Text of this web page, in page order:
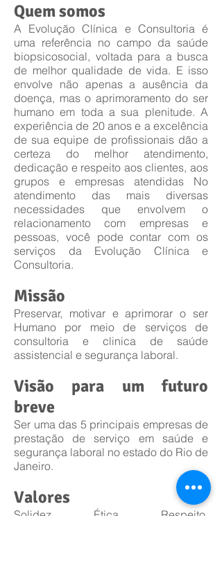
Quem somos
A Evolução Clínica e Consultoria é
uma referência no campo da saúde
biopsicosocial, voltada para a busca
de melhor qualidade de vida. E isso
envolve não apenas a ausência da
doença, mas o aprimoramento do ser
humano em toda a sua plenitude. A
experiência de 20 anos e a excelência
de sua equipe de profissionais dão a
certeza do melhor atendimento,
dedicação e respeito aos clientes, aos
grupos e empresas atendidas No
atendimento das mais diversas
necessidades que envolvem o
relacionamento com empresas e
pessoas, você pode contar com os
serviços da Evolução Clínica e
Consultoria.
Missão
Preservar, motivar e aprimorar o ser
Humano por meio de serviços de
consultoria e clinica de saúde
assistencial e segurança laboral.
Visão para um futuro
breve
Ser uma das 5 principais empresas de
prestação de serviço em saúde e
segurança laboral no estado do Rio de
Janeiro.
Valores
Solidez, Ética, Respeito,